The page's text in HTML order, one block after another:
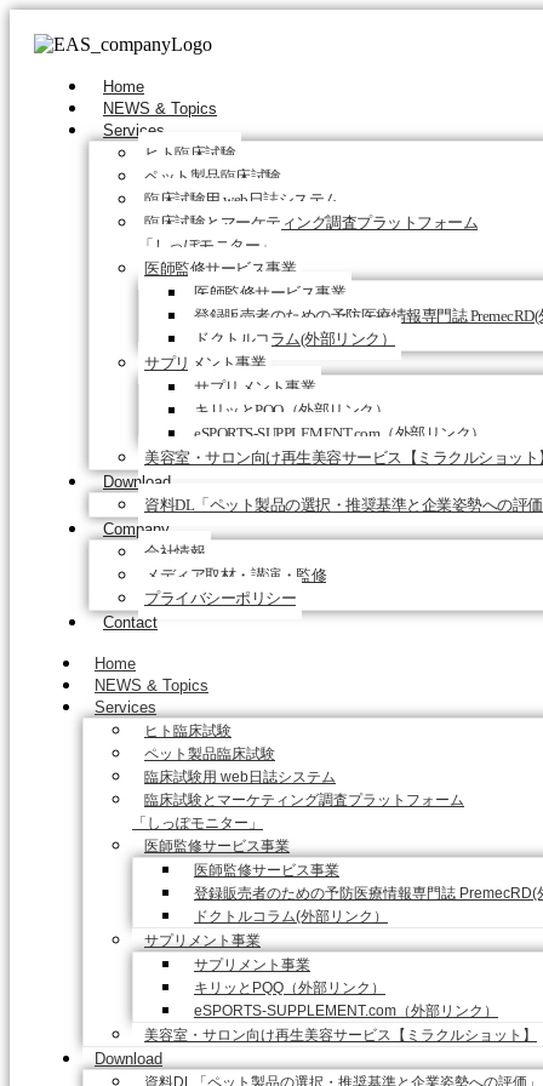
Home
NEWS & Topics
Services
ヒト臨床試験
ペット製品臨床試験
臨床試験用 web日誌システム
臨床試験とマーケティング調査プラットフォーム
「しっぽモニター」
医師監修サービス事業
医師監修サービス事業
登録販売者のための予防医療情報専門誌 PremecRD(
ドクトルコラム(外部リンク）
サプリメント事業
サプリメント事業
キリッとPQQ（外部リンク）
eSPORTS-SUPPLEMENT.com（外部リンク）
美容室・サロン向け再生美容サービス【ミラクルショット】
Download
資料DL「ペット製品の選択・推奨基準と企業姿勢への評価
Company
会社情報
メディア取材・講演・監修
プライバシーポリシー
Contact
Home
NEWS & Topics
Services
ヒト臨床試験
ペット製品臨床試験
臨床試験用 web日誌システム
臨床試験とマーケティング調査プラットフォーム
「しっぽモニター」
医師監修サービス事業
医師監修サービス事業
登録販売者のための予防医療情報専門誌 PremecRD(
ドクトルコラム(外部リンク）
サプリメント事業
サプリメント事業
キリッとPQQ（外部リンク）
eSPORTS-SUPPLEMENT.com（外部リンク）
美容室・サロン向け再生美容サービス【ミラクルショット】
Download
資料DL「ペット製品の選択・推奨基準と企業姿勢への評価」